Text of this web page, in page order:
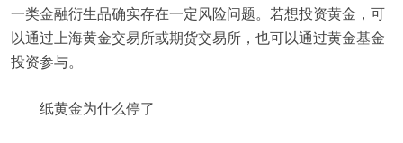
一类金融衍生品确实存在一定风险问题。若想投资黄金，可
以通过上海黄金交易所或期货交易所，也可以通过黄金基金
投资参与。
纸黄金为什么停了